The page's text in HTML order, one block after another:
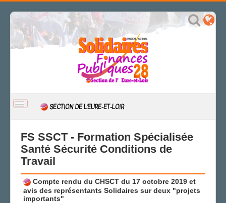
BASCULER
NAVIGATION
SECTION DE L’EURE-ET-LOIR
ACTUALITÉ
CSAL
FS SSCT
Action sociale
FS SSCT - Formation Spécialisée
Santé Sécurité Conditions de
Travail
Compte rendu du CHSCT du 17 octobre 2019 et
avis des représentants Solidaires sur deux "projets
importants"